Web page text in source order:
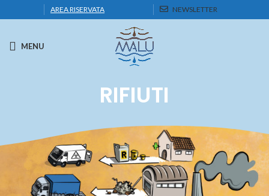
AREA RISERVATA NEWSLETTER
MENU
RIFIUTI